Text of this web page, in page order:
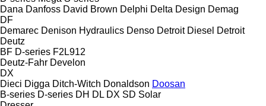
Dana Danfoss David Brown Delphi Delta Design Demag
DF
Demarec Denison Hydraulics Denso Detroit Diesel Detroit
Deutz
BF D-series F2L912
Deutz-Fahr Develon
DX
Dieci Digga Ditch-Witch Donaldson Doosan
B-series D-series DH DL DX SD Solar